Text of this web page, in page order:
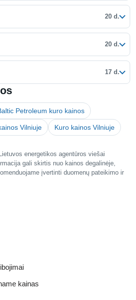
20 d.
20 d.
17 d.
Petroleum kuro kainos
Vilniuje Kuro kainos Vilniuje
energetikos agentūros viešai
gali skirtis nuo kainos degalinėje,
įvertinti duomenų pateikimo ir
kainas